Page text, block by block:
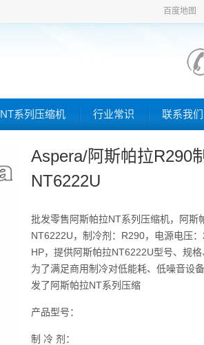
百度地图
NT系列压缩机 行业常识 联系我们
Aspera/阿斯帕拉R290
NT6222U
批发零售阿斯帕拉NT系列压缩机，阿斯
NT6222U，制冷剂：R290，电源电压
HP，提供阿斯帕拉NT6222U型号、规格
为了满足商用制冷对低能耗、低噪音设
发了阿斯帕拉NT系列压缩
产品型号：
制 冷 剂：